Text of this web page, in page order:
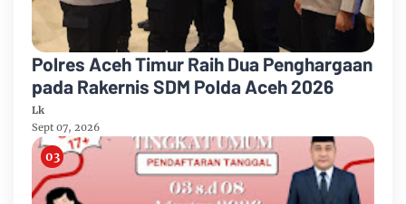
Polres Aceh Timur Raih Dua Penghargaan
pada Rakernis SDM Polda Aceh 2026
Lk
Sept 07, 2026